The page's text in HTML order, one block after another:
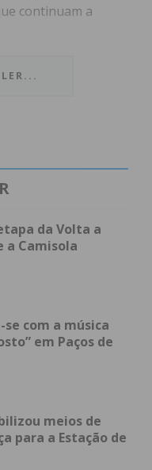
continuam a
de Penafiel
Brochado,
objetivo
e transparente
a concurso,
um dos espaços
nós, que ao
negócio no setor
da Volta a
a Camisola
com a música
em Paços de
meios de
para a Estação de